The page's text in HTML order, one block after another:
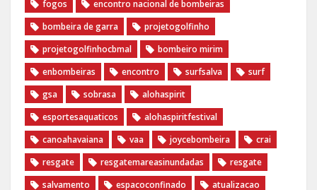
fogos
encontro nacional de bombeiras
bombeira de garra
projetogolfinho
projetogolfinhocbmal
bombeiro mirim
enbombeiras
encontro surfsalva
surf
gsa
sobrasa
alohaspirit
esportesaquaticos
alohaspiritfestival
canoahavaiana
vaa joycebombeira
crai
resgate
resgatemareasinundadas
resgate
salvamento
espacoconfinado
atualizacao